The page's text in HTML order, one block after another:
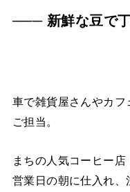
─── 新鮮な豆で
車で雑貨屋さんやカ
ご担当。
まちの人気コーヒー店
営業日の朝に仕入れ